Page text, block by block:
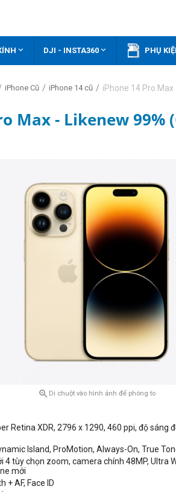
 DJI - INSTA360  PHỤ
iPhone Cũ / iPhone 14 cũ / iPhone 14 Pro Max
Max - Likenew 99%
 Di chuột vào hình ảnh để phóng to
Retina XDR, 2796 x 1290, 460 ppi, độ sáng
Island, ProMotion, Always-On, True
4 tùy chọn zoom, camera chính 48MP, Ultra
mới
+ AF, Face ID